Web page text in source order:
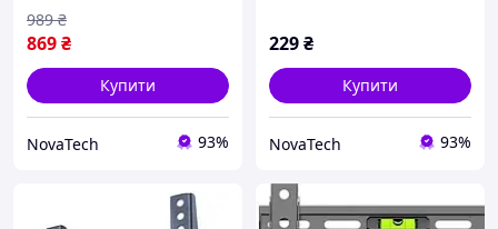
869₴
989 ₴
Купити
NovaTech 93%
229₴
Купити
NovaTech 93%